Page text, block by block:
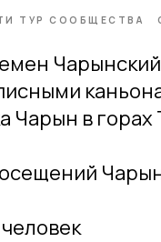
ТУР СООБЩЕСТВА
Чарын в горах